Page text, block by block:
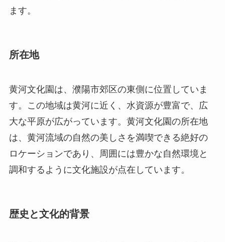
ます。
所在地
黄河文化園は、濮陽市郊区の東側に位置していま
す。この地域は黄河に近く、水資源が豊富で、広
大な平原が広がっています。黄河文化園の所在地
は、黄河流域の自然の美しさを満喫できる絶好の
ロケーションであり、周囲には豊かな自然環境と
調和するように文化施設が点在しています。
歴史と文化的背景